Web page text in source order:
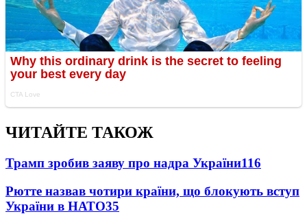
ЧИТАЙТЕ ТАКОЖ
Трамп зробив заяву про надра України116
Рютте назвав чотири країни, що блокують вступ
України в НАТО35